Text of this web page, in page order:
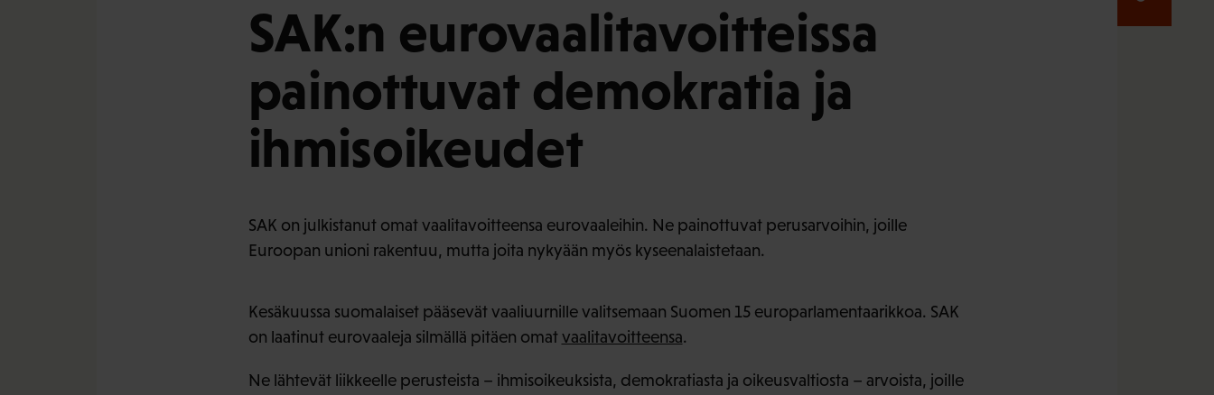
SAK:n eurovaalitavoitteissa
painottuvat demokratia ja
ihmisoikeudet
SAK on julkistanut omat vaalitavoitteensa eurovaaleihin. Ne painottuvat perusarvoihin, joille
Euroopan unioni rakentuu, mutta joita nykyään myös kyseenalaistetaan.
Kesäkuussa suomalaiset pääsevät vaaliuurnille valitsemaan Suomen 15 europarlamentaarikkoa. SAK
on laatinut eurovaaleja silmällä pitäen omatvaalitavoitteensa.
Ne lähtevät liikkeelle perusteista – ihmisoikeuksista, demokratiasta ja oikeusvaltiosta – arvoista, joille